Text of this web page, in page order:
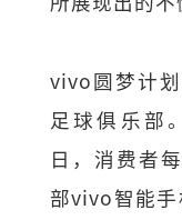
vivo圆梦计
足球俱乐部
日，消费者
部vivo智能